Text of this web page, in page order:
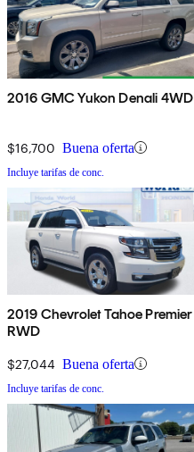
2016 GMC Yukon Denali 4WD
$16,700 Buena oferta
Incluye tarifas de conc.
2019 Chevrolet Tahoe Premier
RWD
$27,044 Buena oferta
Incluye tarifas de conc.